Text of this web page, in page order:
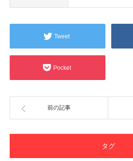
Tweet
Pocket
前の記事
タグ